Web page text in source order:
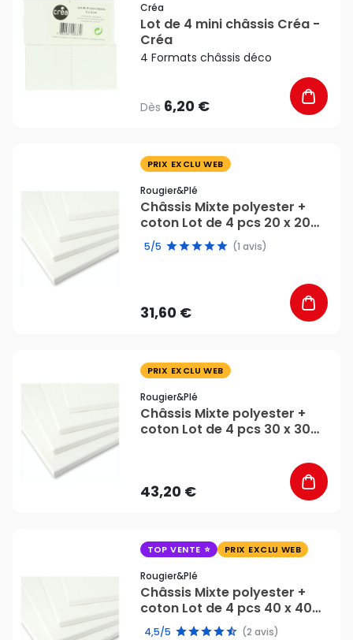
Créa
Lot de 4 mini châssis Créa -
Créa
4 Formats châssis déco
Dès 6,20 €
PRIX EXCLU WEB
Rougier&plé
Châssis Mixte polyester +
coton Lot de 4 pcs 20 x 20
cm - Rougier&Plé
5/5 (1 avis)
31,60 €
PRIX EXCLU WEB
Rougier&plé
Châssis Mixte polyester +
coton Lot de 4 pcs 30 x 30
43,20 €
TOP VENTE PRIX EXCLU WEB
Rougier&plé
Châssis Mixte polyester +
coton Lot de 4 pcs 40 x 40
cm - Rougier&Plé
4,5/5 (2 avis)